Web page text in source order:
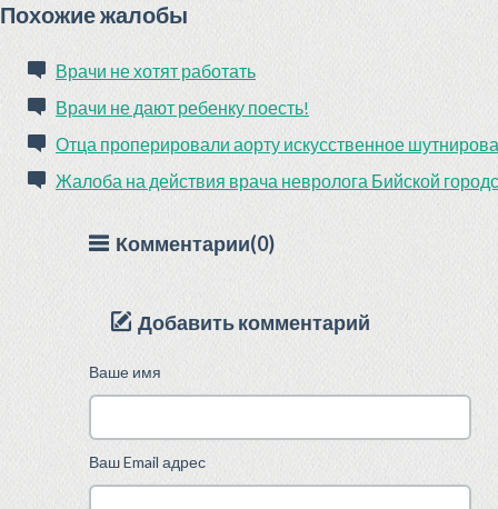
Похожие жалобы
Врачи не хотят работать
Врачи не дают ребенку поесть!
Отца проперировали аорту искусственное
Жалоба на действия врача невролога Бийской
Комментарии(0)
Добавить комментарий
Ваше имя
Ваш Email адрес